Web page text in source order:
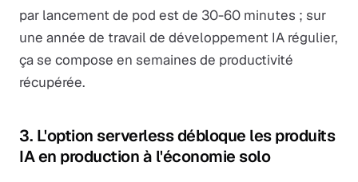
par lancement de pod est de 30-60 minutes ; sur
une année de travail de développement IA régulier,
ça se compose en semaines de productivité
récupérée.
3. L'option serverless débloque les produits
IA en production à l'économie solo